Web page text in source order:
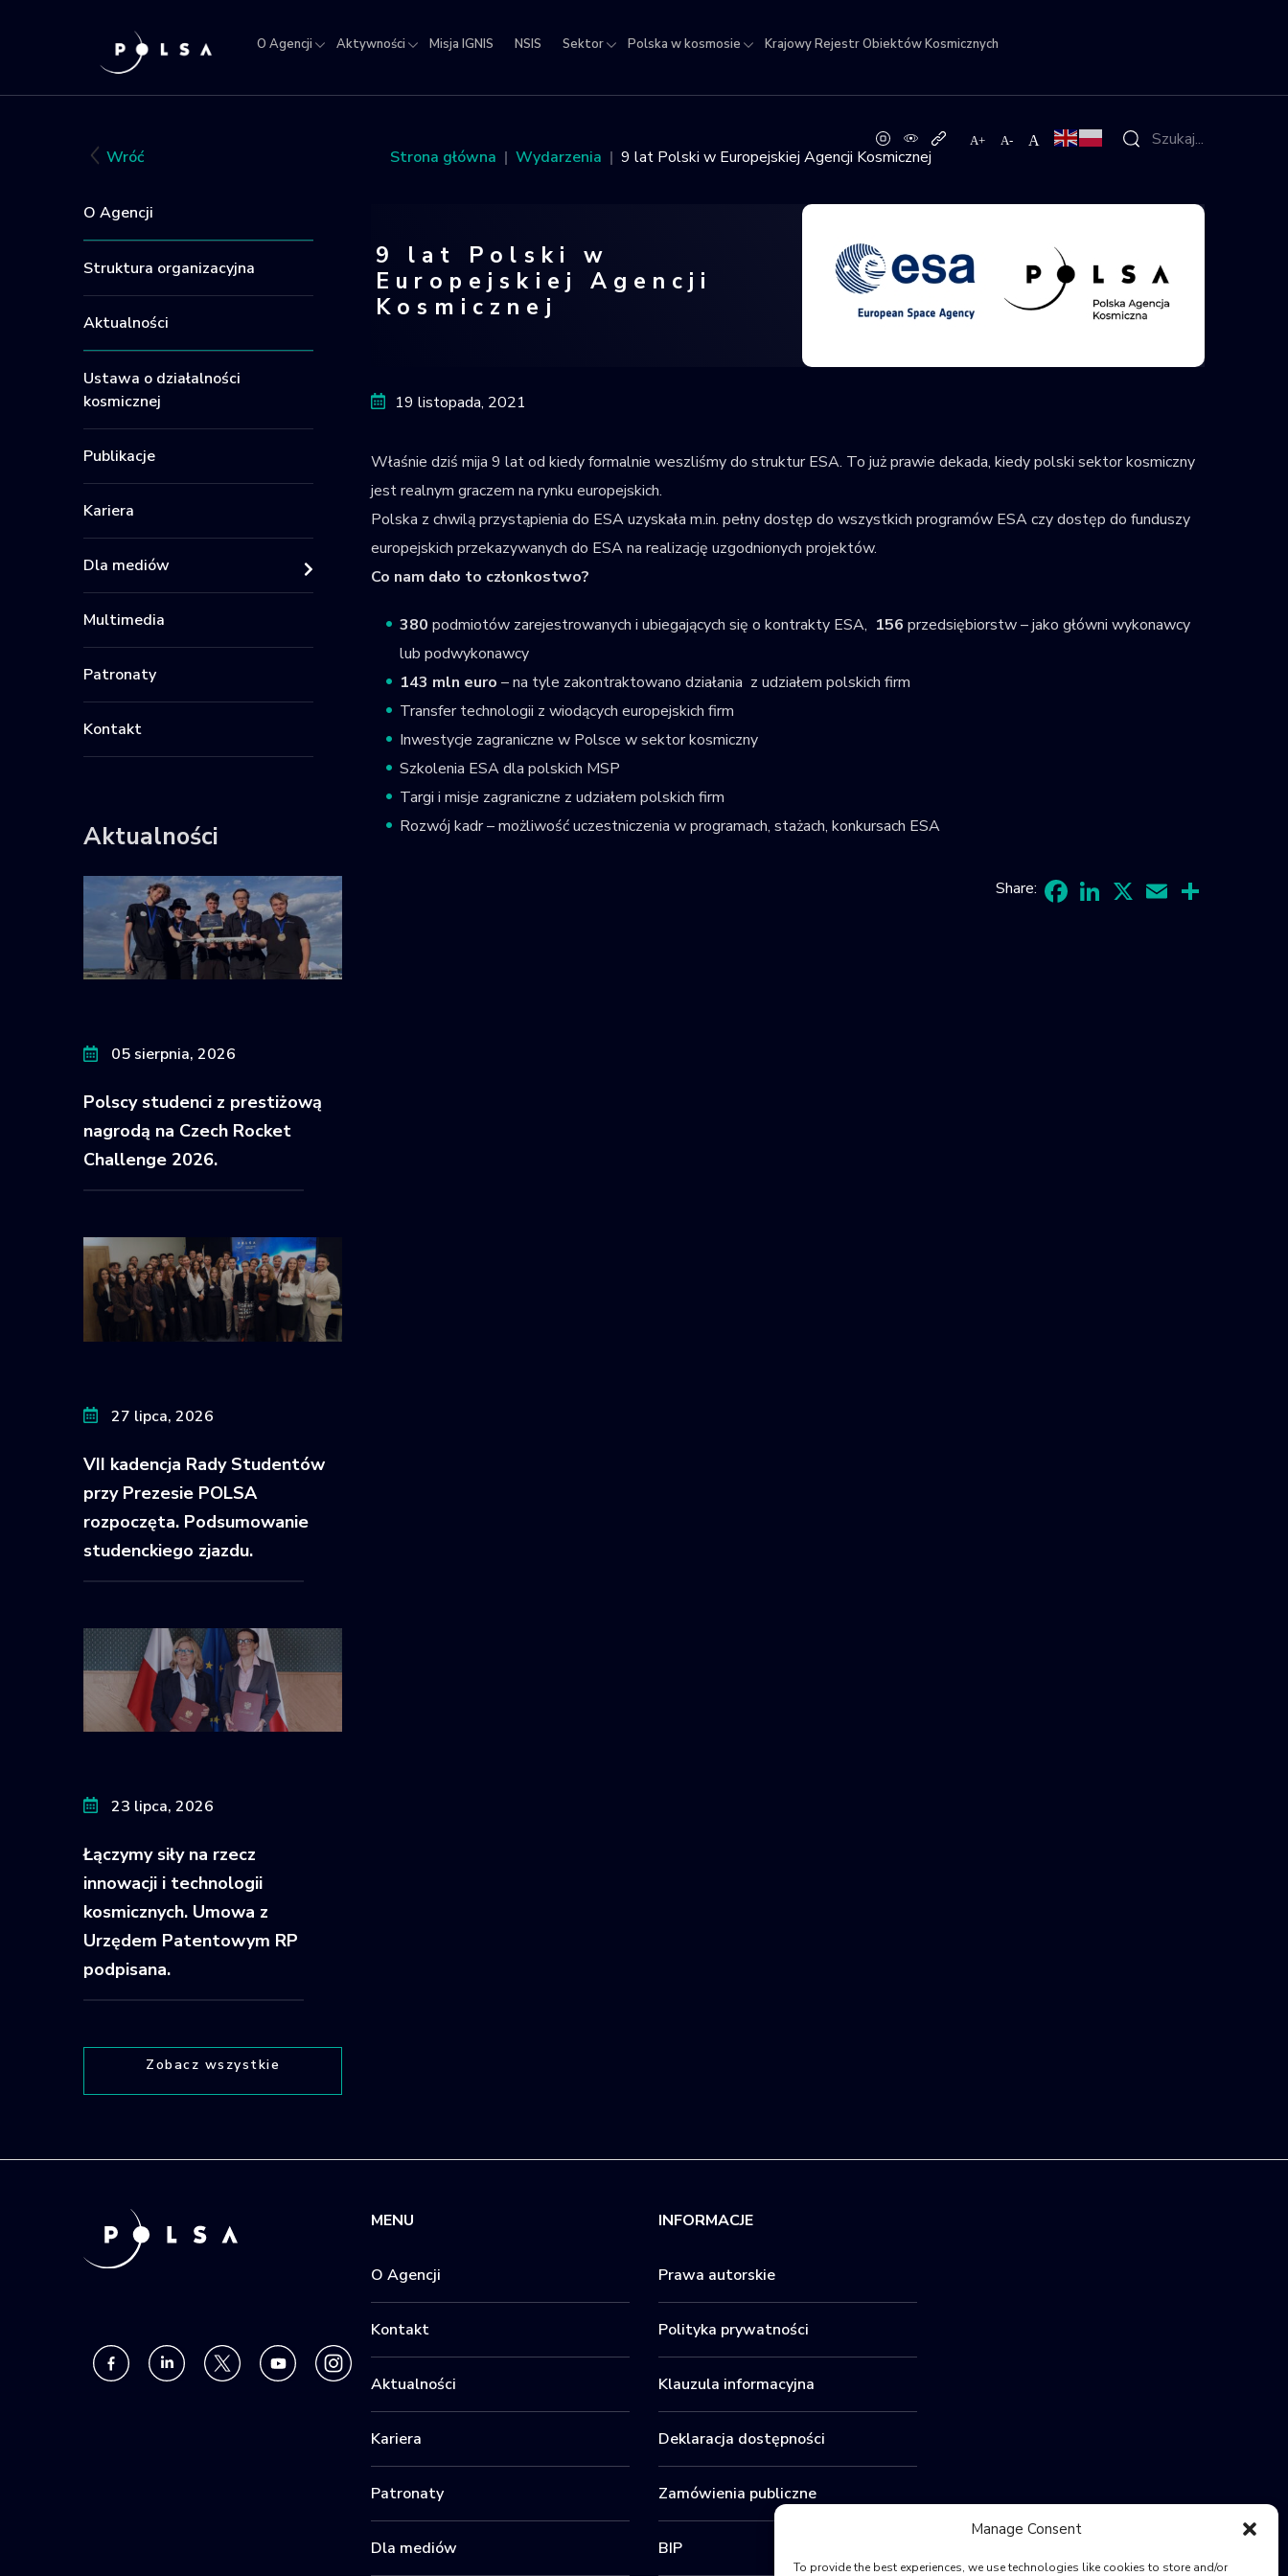
Manage Consent
To provide the best experiences, we use technologies like cookies to store and/or
O Agencji Aktywności Misja IGNIS NSIS Sektor Polska w kosmosie Krajowy Rejestr Obiektów Kosmicznych
Kosmicznych
Wróć
O Agencji
Struktura organizacyjna
Aktualności
Ustawa o działalności
kosmicznej
Publikacje
Kariera
Dla mediów
Multimedia
Patronaty
Kontakt
Aktualności
05 sierpnia, 2026
Polscy studenci z prestiżową
nagrodą na Czech Rocket
Challenge 2026.
27 lipca, 2026
VII kadencja Rady Studentów
przy Prezesie POLSA
rozpoczęta. Podsumowanie
studenckiego zjazdu.
23 lipca, 2026
Łączymy siły na rzecz
innowacji i technologii
kosmicznych. Umowa z
Urzędem Patentowym RP
podpisana.
Zobacz wszystkie
Strona główna Wydarzenia 9 lat Polski w Europejskiej Agencji Kosmicznej
9 lat Polski w
Europejskiej Agencji
Kosmicznej
19 listopada, 2021
Właśnie dziś mija 9 lat od kiedy formalnie weszliśmy do struktur ESA. To już prawie dekada, kiedy polski sektor kosmiczny
jest realnym graczem na rynku europejskich.
Polska z chwilą przystąpienia do ESA uzyskała m.in. pełny dostęp do wszystkich programów ESA czy dostęp do funduszy
europejskich przekazywanych do ESA na realizację uzgodnionych projektów.
Co nam dało to członkostwo?
380 podmiotów zarejestrowanych i ubiegających się o kontrakty ESA, 156 przedsiębiorstw – jako główni wykonawcy
lub podwykonawcy
143 mln euro – na tyle zakontraktowano działania z udziałem polskich firm
Transfer technologii z wiodących europejskich firm
Inwestycje zagraniczne w Polsce w sektor kosmiczny
Szkolenia ESA dla polskich MSP
Targi i misje zagraniczne z udziałem polskich firm
Rozwój kadr – możliwość uczestniczenia w programach, stażach, konkursach ESA
Share:
MENU
O Agencji
Kontakt
Aktualności
Kariera
Patronaty
Dla mediów
INFORMACJE
Prawa autorskie
Polityka prywatności
Klauzula informacyjna
Deklaracja dostępności
Zamówienia publiczne
BIP